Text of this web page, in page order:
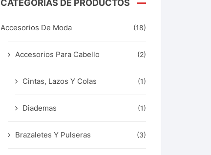
CATEGORÍAS DE PRODUCTOS
Accesorios De Moda (18)
Accesorios Para Cabello (2)
Cintas, Lazos Y Colas (1)
Diademas (1)
Brazaletes Y Pulseras (3)